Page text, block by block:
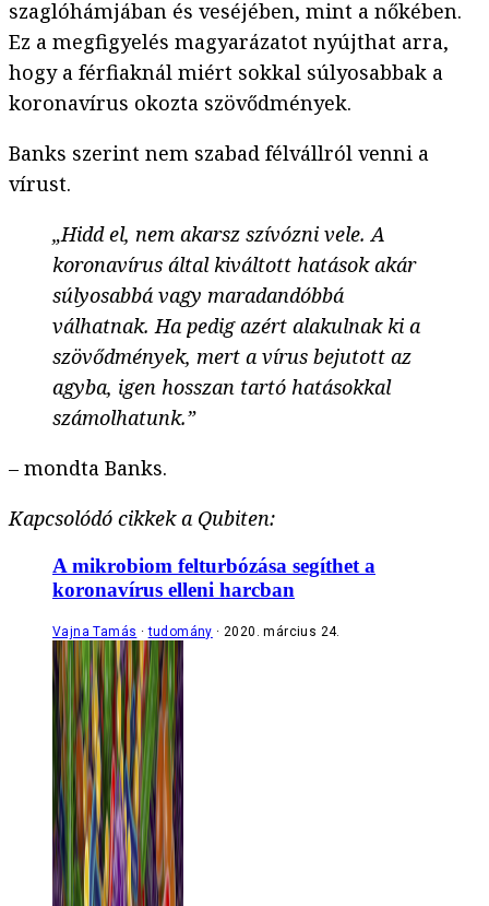
szaglóhámjában és veséjében, mint a nőkében.
Ez a megfigyelés magyarázatot nyújthat arra,
hogy a férfiaknál miért sokkal súlyosabbak a
koronavírus okozta szövődmények.
Banks szerint nem szabad félvállról venni a
vírust.
„Hidd el, nem akarsz szívózni vele. A
koronavírus által kiváltott hatások akár
súlyosabbá vagy maradandóbbá
válhatnak. Ha pedig azért alakulnak ki a
szövődmények, mert a vírus bejutott az
agyba, igen hosszan tartó hatásokkal
számolhatunk.”
– mondta Banks.
Kapcsolódó cikkek a Qubiten:
A mikrobiom felturbózása segíthet a
koronavírus elleni harcban
Vajna Tamás tudomány 2020. március 24.